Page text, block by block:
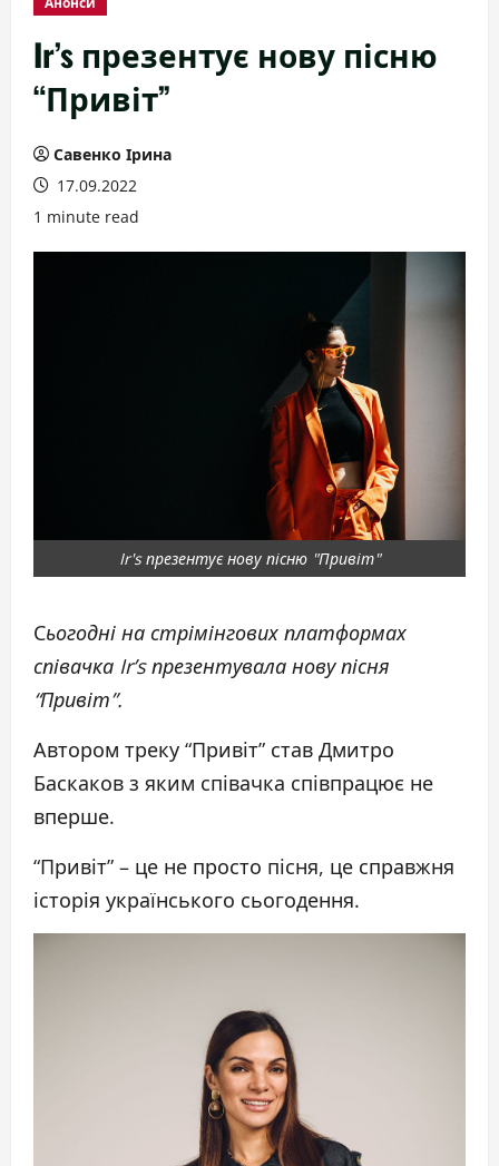
Ir’s презентує нову пісню
“Привіт”
Савенко Ірина
17.09.2022
1 minute read
Ir's презентує нову пісню "Привіт"
Сьогодні на стрімінгових платформах
співачка Ir’s презентувала нову пісня
“Привіт”.
Автором треку “Привіт” став Дмитро
Баскаков з яким співачка співпрацює не
вперше.
“Привіт” – це не просто пісня, це справжня
історія українського сьогодення.